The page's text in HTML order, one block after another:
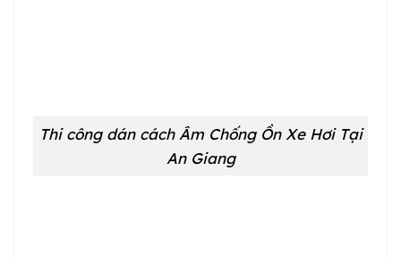
Thi công dán cách Âm Chống Ồn Xe Hơi Tại
An Giang